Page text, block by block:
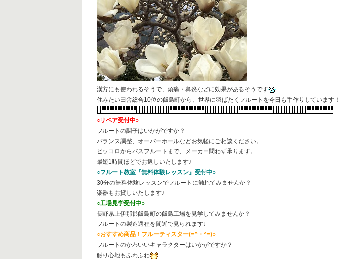
漢方にも使われるそうで、頭痛・鼻炎などに効果があるそうです
住みたい田舎総合10位の飯島町から、世界に羽ばたくフルートを今日も手作りしています！
○リペア受付中○
フルートの調子はいかがですか？
バランス調整、オーバーホールなどお気軽にご相談ください。
ピッコロからバスフルートまで、メーカー問わず承ります。
最短1時間ほどでお返しいたします♪
○フルート教室『無料体験レッスン』受付中○
30分の無料体験レッスンでフルートに触れてみませんか？
楽器もお貸しいたします♪
○工場見学受付中○
長野県上伊那郡飯島町の飯島工場を見学してみませんか？
フルートの製造過程を間近で見られます♪
○おすすめ商品！フルーティスター(=^・^=)○
フルートのかわいいキャラクターはいかがですか？
触り心地もふわふわ